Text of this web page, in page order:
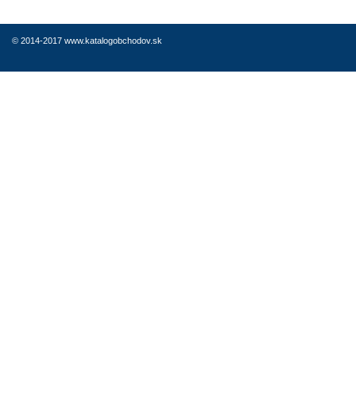
© 2014-2017 www.katalogobchodov.sk